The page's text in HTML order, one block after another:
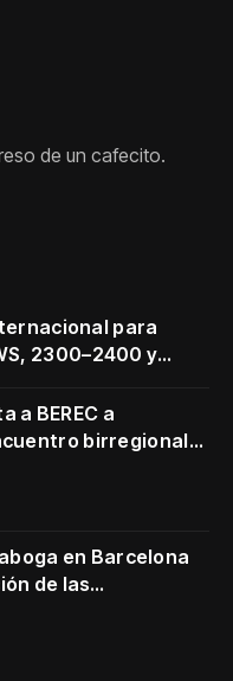
de un cafecito.
para
2300–2400 y
a BEREC a
birregional
en Barcelona
de las